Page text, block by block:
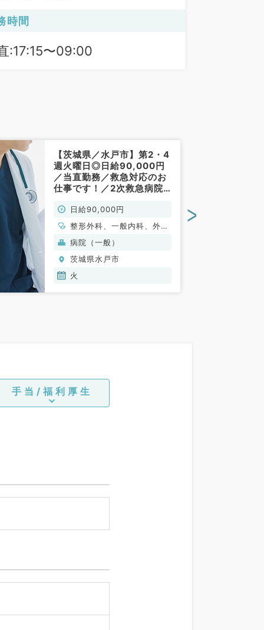
時間
:17:15〜09:00
【茨城県／水戸市】第2・4
週火曜日◎日給90,000円
／当直勤務／救急対応のお
仕事です！／2次救急病院
科・外科／非常勤）
日給90,000円
整形外科、一般内科、外科
系全般、一般外科、救急
科・ＩＣＵ
病院（一般）
茨城県水戸市
火
>
手当/福利厚生